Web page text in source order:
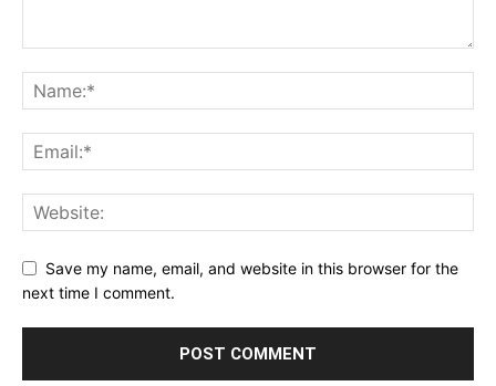
Save my name, email, and website in this browser for the
next time I comment.